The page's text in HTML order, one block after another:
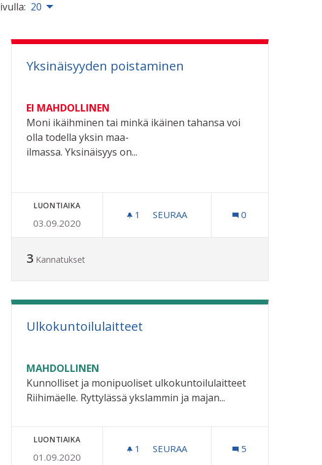
20
Yksinäisyyden poistaminen
EI MAHDOLLINEN
Moni ikäihminen tai minkä ikäinen tahansa voi
olla todella yksin maa-
ilmassa. Yksinäisyys on...
LUONTIAIKA
03.09.2020
1 1 SEURAAJA
SEURAA 0
3 Kannatukset
KOHENTAMINEN
Ulkokuntoilulaitteet
MAHDOLLINEN
Kunnolliset ja monipuoliset ulkokuntoilulaitteet
Riihimäelle. Ryttylässä ykslammin ja majan...
LUONTIAIKA
01.09.2020
1 1 SEURAAJA
SEURAA 5